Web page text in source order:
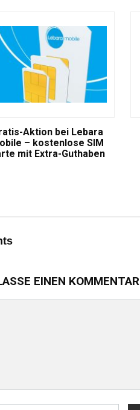
Aktion bei Lebara
– kostenlose SIM
mit Extra-Guthaben
EINEN KOMMENTAR